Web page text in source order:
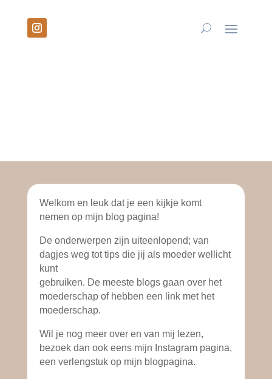
Welkom en leuk dat je een kijkje komt
nemen op mijn blog pagina!
De onderwerpen zijn uiteenlopend; van
dagjes weg tot tips die jij als moeder wellicht
kunt
gebruiken. De meeste blogs gaan over het
moederschap of hebben een link met het
moederschap.
Wil je nog meer over en van mij lezen,
bezoek dan ook eens mijn Instagram pagina,
een verlengstuk op mijn blogpagina.